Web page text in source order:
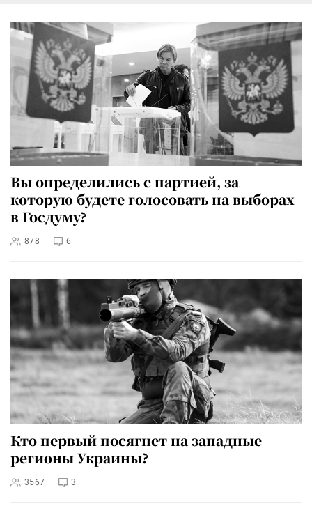
Вы определились с партией, за
которую будете голосовать на выборах
в Госдуму?
878 6
Кто первый посягнет на западные
регионы Украины?
3567 3